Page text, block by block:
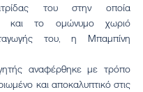
του στην οποία
και το ομώνυμο χωριό
του, η Μπαμπίνη
και αποκαλυπτικό στις